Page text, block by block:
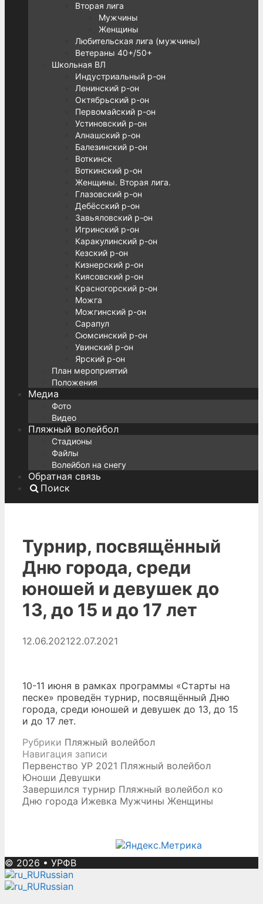
Вторая лига
Мужчины
Женщины
Любительская лига (мужчины)
Ветераны 40+/50+
Школьная ВЛ
Индустриальный р-он
Ленинский р-он
Октябрьский р-он
Первомайский р-он
Устиновский р-он
Алнашский р-он
Балезинский р-он
Воткинск
Воткинский р-он
Женщины. Вторая лига.
Глазовский р-он
Дебёсский р-он
Завьяловский р-он
Игринский р-он
Каракулинский р-он
Кезский р-он
Кизнерский р-он
Киясовский р-он
Красногорский р-он
Можга
Можгинский р-он
Сарапул
Сюмсинский р-он
Увинский р-он
Ярский р-он
План мероприятий
Положения
Медиа
Фото
Видео
Пляжный волейбол
Стадионы
Файлы
Волейбол на снегу
Обратная связь
Поиск
Турнир, посвящённый
Дню города, среди
юношей и девушек до
13, до 15 и до 17 лет
12.06.202122.07.2021
10-11 июня в рамках программы «Старты на
песке» проведён турнир, посвящённый Дню
города, среди юношей и девушек до 13, до 15
и до 17 лет.
Рубрики Пляжный волейбол
Навигация записи
Первенство УР 2021 Пляжный волейбол
Юноши Девушки
Завершился турнир Пляжный волейбол ко
Дню города Ижевка Мужчины Женщины
© 2026 • УРФВ
Russian
Russian